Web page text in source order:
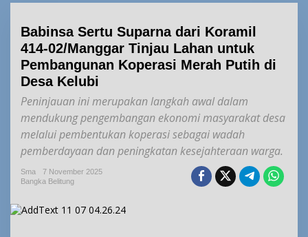
Babinsa Sertu Suparna dari Koramil
414-02/Manggar Tinjau Lahan untuk
Pembangunan Koperasi Merah Putih di
Desa Kelubi
Peninjauan ini merupakan langkah awal dalam
mendukung pengembangan ekonomi masyarakat desa
melalui pembentukan koperasi sebagai wadah
pemberdayaan dan peningkatan kesejahteraan warga.
Sma
7 November 2025
Bangka Belitung